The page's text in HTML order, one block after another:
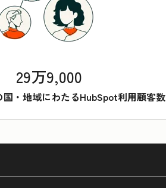
29万9,000
国・地域にわたるHubSpot利用顧客数